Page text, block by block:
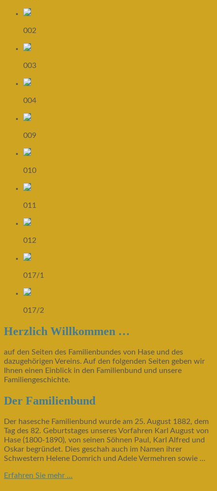
002
003
004
009
010
011
012
017/1
017/2
Herzlich Willkommen …
auf den Seiten des Familienbundes von Hase und des
dazugehörigen Vereins. Auf den folgenden Seiten geben wir
Ihnen einen Einblick in den Familienbund und unsere
Familiengeschichte.
Der Familienbund
Der hasesche Familienbund wurde am 25. August 1882, dem
Tag des 82. Geburtstages unseres Vorfahren Karl August von
Hase (1800-1890), von seinen Söhnen Paul, Karl Alfred und
Oskar begründet. Dies geschah auch im Namen ihrer
Schwestern Helene Domrich und Adele Vermehren sowie …
Erfahren Sie mehr ...